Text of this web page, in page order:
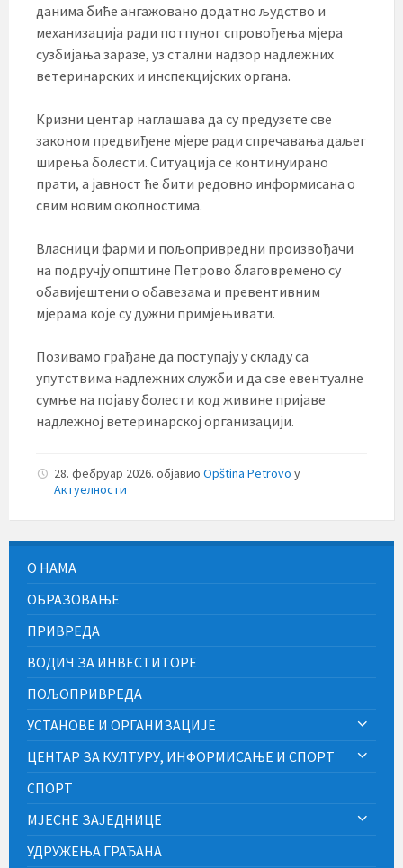
данима биће ангажовано додатно људство и
механизација ради потпуног спровођења мјера
сузбијања заразе, уз стални надзор надлежних
ветеринарских и инспекцијских органа.
Кризни центар наглашава да су предузете све
законом предвиђене мјере ради спречавања даљег
ширења болести. Ситуација се континуирано
прати, а јавност ће бити редовно информисана о
свим новим околностима.
Власници фарми и пољопривредни произвођачи
на подручју општине Петрово благовремено су
обавијештени о обавезама и превентивним
мјерама које су дужни примјењивати.
Позивамо грађане да поступају у складу са
упутствима надлежних служби и да све евентуалне
сумње на појаву болести код живине пријаве
надлежној ветеринарској организацији.
28. фебруар 2026. објавио Opština Petrovo у
Актуелности
О НАМА
ОБРАЗОВАЊЕ
ПРИВРЕДА
ВОДИЧ ЗА ИНВЕСТИТОРЕ
ПОЉОПРИВРЕДА
УСТАНОВЕ И ОРГАНИЗАЦИЈЕ
ЦЕНТАР ЗА КУЛТУРУ, ИНФОРМИСАЊЕ И СПОРТ
СПОРТ
МЈЕСНЕ ЗАЈЕДНИЦЕ
УДРУЖЕЊА ГРАЂАНА